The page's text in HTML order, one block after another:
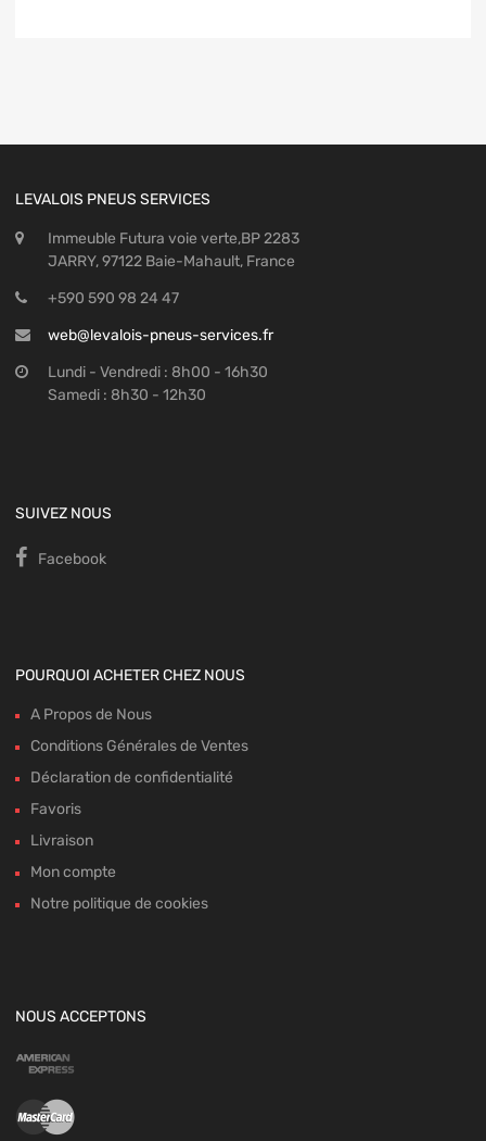
LEVALOIS PNEUS SERVICES
Immeuble Futura voie verte,BP 2283
JARRY, 97122 Baie-Mahault, France
+590 590 98 24 47
web@levalois-pneus-services.fr
Lundi - Vendredi : 8h00 - 16h30
Samedi : 8h30 - 12h30
SUIVEZ NOUS
Facebook
POURQUOI ACHETER CHEZ NOUS
A Propos de Nous
Conditions Générales de Ventes
Déclaration de confidentialité
Favoris
Livraison
Mon compte
Notre politique de cookies
NOUS ACCEPTONS